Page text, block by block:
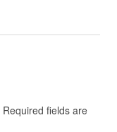
Required fields are